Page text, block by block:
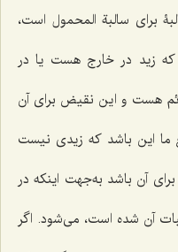
برای سالبة المحمول است،
که زید در خارج هست یا در
هست و این نقیض برای آن
ما این باشد که زیدی نیست
آن باشد به‌جهت اینکه در
آن شده است، می‌شود. اگر